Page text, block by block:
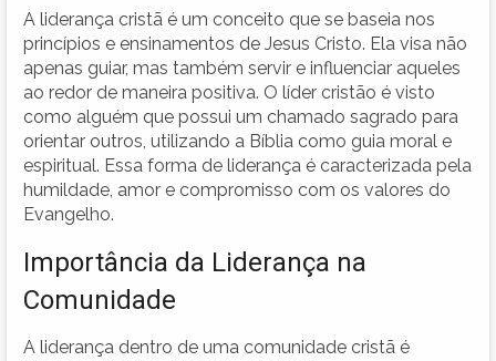
A liderança cristã é um conceito que se baseia nos
princípios e ensinamentos de Jesus Cristo. Ela visa não
apenas guiar, mas também servir e influenciar aqueles
ao redor de maneira positiva. O líder cristão é visto
como alguém que possui um chamado sagrado para
orientar outros, utilizando a Bíblia como guia moral e
espiritual. Essa forma de liderança é caracterizada pela
humildade, amor e compromisso com os valores do
Evangelho.
Importância da Liderança na
Comunidade
A liderança dentro de uma comunidade cristã é